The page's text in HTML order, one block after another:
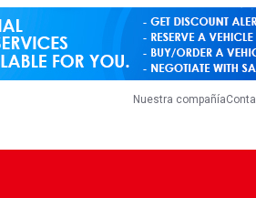
Nuestra compañía